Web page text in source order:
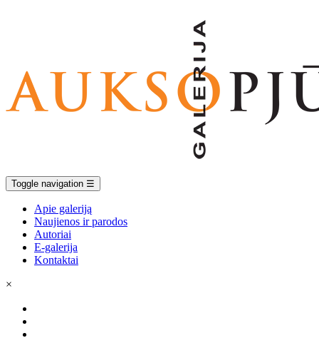
Toggle navigation ☰
Apie galeriją
Naujienos ir parodos
Autoriai
E-galerija
Kontaktai
×